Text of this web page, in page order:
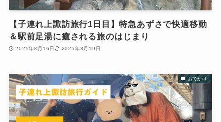
【子連れ上諏訪旅行1日目】特急あずさで快適移動
＆駅前足湯に癒される旅のはじまり
2025年8月16日 2025年8月19日
おでかけ